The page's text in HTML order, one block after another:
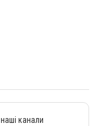
канали